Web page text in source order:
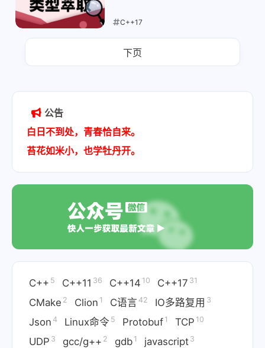
C++17
2026-04-20
下页
公告
白日不到处，青春恰自来。
苔花如米小，也学牡丹开。
C++ 5 C++11 36 C++14 10 C++17 31
CMake 2 Clion 1 C语言 42 IO多路复用 3
Json 4 Linux命令 5 Protobuf 1 TCP 10
UDP 3 gcc/g++ 2 gdb 1 javascript 3